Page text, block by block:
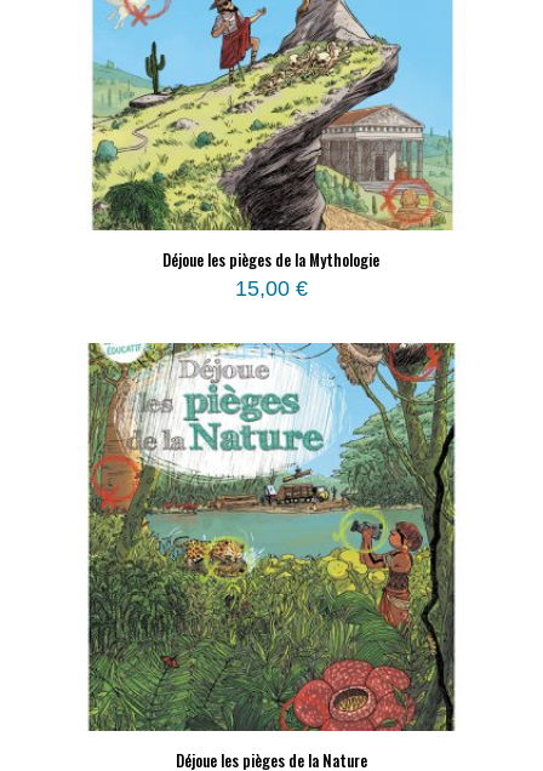
Déjoue les pièges de la Mythologie
15,00 €
Déjoue les pièges de la Nature